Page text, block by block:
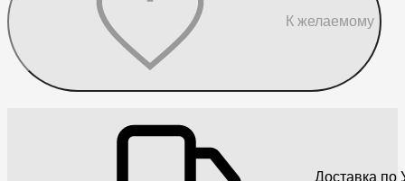
К желаемому
Доставка по